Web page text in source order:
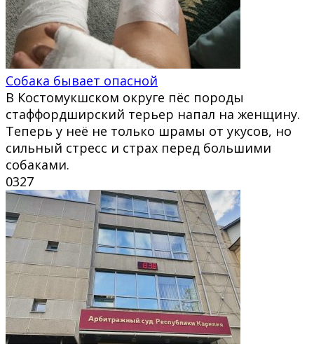
Собака бывает опасной
В Костомукшском округе пёс породы
стаффордширский терьер напал на женщину.
Теперь у неё не только шрамы от укусов, но
сильный стресс и страх перед большими
собаками.
0327